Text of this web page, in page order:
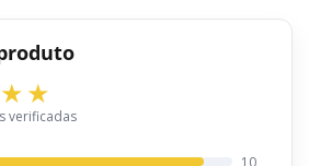
verificadas
10